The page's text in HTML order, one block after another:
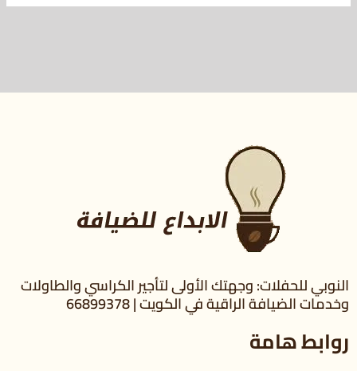
النوبي للحفلات: وجهتك الأولى لتأجير الكراسي والطاولات
وخدمات الضيافة الراقية في الكويت | 66899378
روابط هامة